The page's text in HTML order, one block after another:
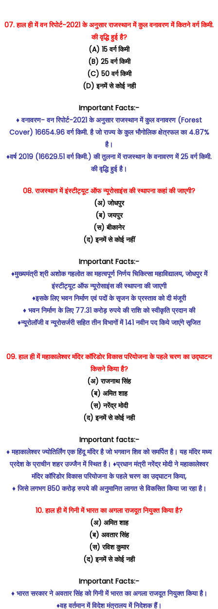
07. हाल ही में वन रिपोर्ट-2021 के अनुसार राजस्थान में कुल वनावरण में कितने वर्ग किमी.
की वृद्धि हुई है?
(A) 15 वर्ग किमी
(B) 25 वर्ग किमी
(C) 50 वर्ग किमी
(D) इनमें से कोई नही
Important Facts:-
♦️ वनावरण- वन रिपोर्ट-2021 के अनुसार राजस्थान में कुल वनावरण (Forest
Cover) 16654.96 वर्ग किमी. है जो राज्य के कुल भौगोलिक क्षेत्रफल का 4.87%
है।
♦️वर्ष 2019 (16629.51 वर्ग किमी.) की तुलना में राजस्थान के वनावरण में 25 वर्ग किमी.
की वृद्धि हुई है।
08. राजस्थान में इंस्टीट्यूट ऑफ न्यूरोसाइंस की स्थापना कहां की जाएगी?
(अ) जोधपुर
(ब) जयपुर
(स) बीकानेर
(द) इनमें से कोई नहीं
Important Facts:-
♦️मुख्यमंत्री श्री अशोक गहलोत का महत्वपूर्ण निर्णय चिकित्सा महाविद्यालय, जोधपुर में
इंस्टीट्यूट ऑफ न्यूरोसाइंस की स्थापना की जाएगी
♦️इसके लिए भवन निर्माण एवं पदों के सृजन के प्रस्ताव को दी मंजूरी
♦️ भवन निर्माण के लिए 77.31 करोड़ रुपये की राशि को स्वीकृति प्रदान की
♦️न्यूरोलॉजी व न्यूरोसर्जरी सहित तीन विभागों में 141 नवीन पद किये जाएंगे सृजित
09. हाल ही में महाकालेश्वर मंदिर कॉरिडोर विकास परियोजना के पहले चरण का उद्घाटन
किसने किया है?
(अ) राजनाथ सिंह
(ब) अमित शाह
(स) नरेंद्र मोदी
(द) इनमें से कोई नही
Important facts:-
♦️ महाकालेश्वर ज्योतिर्लिंग एक हिंदू मंदिर है जो भगवान शिव को समर्पित है। यह मंदिर मध्य
प्रदेश के प्राचीन शहर उज्जैन में स्थित है। ♦️प्रधान मंत्री नरेंद्र मोदी ने महाकालेश्वर
मंदिर कॉरिडोर विकास परियोजना के पहले चरण का उद्घाटन किया,
♦️ जिसे लगभग 850 करोड़ रुपये की अनुमानित लागत से विकसित किया जा रहा है।
10. हाल ही में गिनी में भारत का अगला राजदूत नियुक्त किया है?
(अ) अमित शाह
(ब) अवतार सिंह
(स) रविश कुमार
(द) इनमें से कोई नही
Important Facts:-
♦️ भारत सरकार ने अवतार सिंह को गिनी में भारत का अगला राजदूत नियुक्त किया है।
♦️वह वर्तमान में विदेश मंत्रालय में निदेशक हैं।